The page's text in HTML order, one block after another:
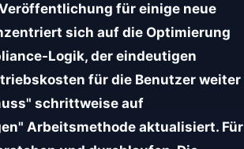
für einige neue
sich auf die Optimierung
Logik, der eindeutigen
für die Benutzer weiter
schrittweise auf
Arbeitsmethode aktualisiert. Für